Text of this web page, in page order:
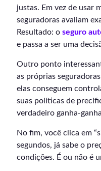
justas. Em vez de usar
seguradoras avaliam
Resultado: o seguro
e passa a ser uma
Outro ponto
as próprias
elas conseguem
suas políticas de
verdadeiro ganha-
No fim, você clica em
segundos, já sabe o
condições. É ou não é